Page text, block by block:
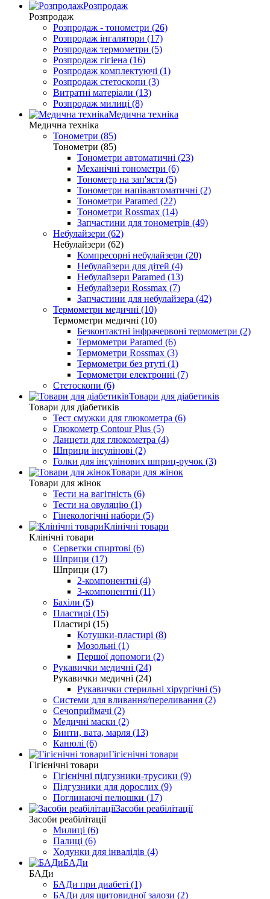
Розпродаж
Розпродаж
Розпродаж - тонометри (26)
Розпродаж інгалятори (17)
Розпродаж термометри (5)
Розпродаж гігіена (16)
Розпродаж комплектуючі (1)
Розпродаж стетоскопи (3)
Витратні матеріали (13)
Розпродаж милиці (8)
Медична техніка
Медична техніка
Тонометри (85)
Тонометри (85)
Тонометри автоматичні (23)
Механічні тонометри (6)
Тонометр на зап'ястя (5)
Тонометри напівавтоматичні (2)
Тонометри Paramed (22)
Тонометри Rossmax (14)
Запчастини для тонометрів (49)
Небулайзери (62)
Небулайзери (62)
Компресорні небулайзери (20)
Небулайзери для дітей (4)
Небулайзери Paramed (13)
Небулайзери Rossmax (7)
Запчастини для небулайзера (42)
Термометри медичні (10)
Термометри медичні (10)
Безконтактні інфрачервоні термометри (2)
Термометри Paramed (6)
Термометри Rossmax (3)
Термометри без ртуті (1)
Термометри електронні (7)
Стетоскопи (6)
Товари для діабетиків
Товари для діабетиків
Тест смужки для глюкометра (6)
Глюкометр Contour Plus (5)
Ланцети для глюкометра (4)
Шприци інсулінові (2)
Голки для інсулінових шприц-ручок (3)
Товари для жінок
Товари для жінок
Тести на вагітність (6)
Тести на овуляцію (1)
Гінекологічні набори (5)
Клінічні товари
Клінічні товари
Серветки спиртові (6)
Шприци (17)
Шприци (17)
2-компонентні (4)
3-компонентні (11)
Бахіли (5)
Пластирі (15)
Пластирі (15)
Котушки-пластирі (8)
Мозольні (1)
Першої допомоги (2)
Рукавички медичні (24)
Рукавички медичні (24)
Рукавички стерильні хірургічні (5)
Системи для вливання/переливання (2)
Сечоприймачі (2)
Медичні маски (2)
Бинти, вата, марля (13)
Канюлі (6)
Гігієнічні товари
Гігієнічні товари
Гігієнічні підгузники-трусики (9)
Підгузники для дорослих (9)
Поглинаючі пелюшки (17)
Засоби реабілітації
Засоби реабілітації
Милиці (6)
Палиці (6)
Ходунки для інвалідів (4)
БАДи
БАДи
БАДи при диабеті (1)
БАДи для щитовидної залози (2)